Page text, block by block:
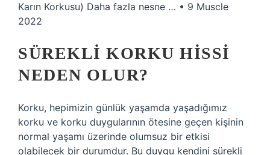
Karın Korkusu) Daha fazla nesne … • 9 Muscle
2022
SÜREKLI KORKU HISSI
NEDEN OLUR?
Korku, hepimizin günlük yaşamda yaşadığımız
korku ve korku duygularının ötesine geçen kişinin
normal yaşamı üzerinde olumsuz bir etkisi
olabilecek bir durumdur. Bu duygu kendini sürekli